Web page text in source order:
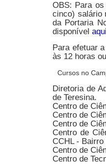
OBS: Para
cinco) salário
da Portaria
disponível aqui
Para efetuar
às 12 horas
Cursos no
Diretoria de
de Teresina.
Centro de
Centro de
Centro de
Centro de
CCHL -
Centro de
Centro de